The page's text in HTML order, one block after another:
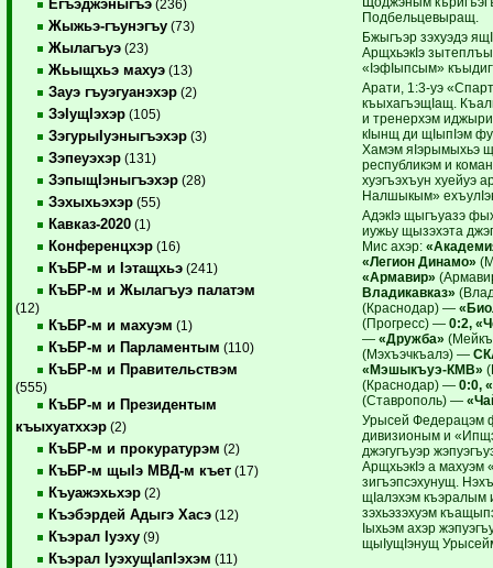
Егъэджэныгъэ (236)
Жыжьэ-гъунэгъу (73)
Жылагъуэ (23)
Жьыщхьэ махуэ (13)
Зауэ гъуэгуанэхэр (2)
ЗэIущIэхэр (105)
ЗэгурыIуэныгъэхэр (3)
Зэпеуэхэр (131)
ЗэпыщIэныгъэхэр (28)
Зэхыхьэхэр (55)
Кавказ-2020 (1)
Конференцхэр (16)
КъБР-м и Iэтащхьэ (241)
КъБР-м и Жылагъуэ палатэм
(12)
КъБР-м и махуэм (1)
КъБР-м и Парламентым (110)
КъБР-м и Правительствэм
(555)
КъБР-м и Президентым
къыхуатххэр (2)
КъБР-м и прокуратурэм (2)
КъБР-м щыIэ МВД-м къет (17)
Къуажэхьхэр (2)
Къэбэрдей Адыгэ Хасэ (12)
Къэрал Iуэху (9)
Къэрал IуэхущIапIэхэм (11)
Подбельцевыращ.
Бжыгъэр зэхуэдэ
АрщхьэкIэ
«IэфIы­псым»
Арати, 1:3-уэ
къыхагъэщIащ.
и тренерхэм
кIынщ ди щIыпIэм
Хамэм яIэрымыхьэ
республикэм и
хуэгъэхъун ­хуейуэ
Налшыкым»
АдэкIэ щыгъуазэ
иужьу щызэхэта
Мис ахэр:
«Легион Динамо»
«Армавир»
Владикавказ»
(Краснодар) —
(Прогресс) — 0:2,
— «Дружба»
(Мэхъэчкъалэ) —
«Мэшыкъуэ-КМВ»
(Краснодар) — 0:0,
(Ставрополь) —
Урысей Федерацэм
дивизионым и
джэгугъуэр
АрщхьэкIэ а
зигъэпсэхунущ.
щIалэхэм къэралым
зэхьэзэ­хуэм
Iыхьэм ахэр
щыIущIэнущ